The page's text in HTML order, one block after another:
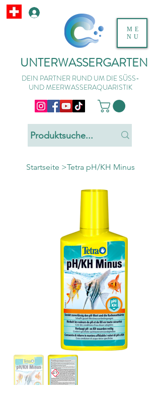
UNTERWASSERGARTEN
DEIN PARTNER RUND UM DIE SÜSS-
UND MEERWASSERAQUARISTIK
ME
NU
Startseite >Tetra pH/KH Minus